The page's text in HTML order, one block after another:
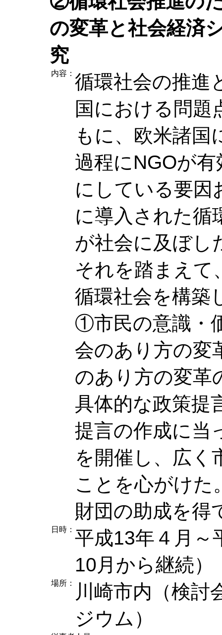
の変革と社会経済
究
内容： 循環社会の推進
国における問題
もに、欧米諸国
過程にNGOが
にしている要因
に導入された循
が社会に及ぼし
それを踏まえて
循環社会を構築
①市民の意識・
会のあり方の
のあり方の変革
具体的な政策提
提言の作成に当
を開催し、広く
ことを心がけた
財団の助成を得
日時： 平成13年４月～
10月から継続）
場所：
川崎市内（検討
ジウム）